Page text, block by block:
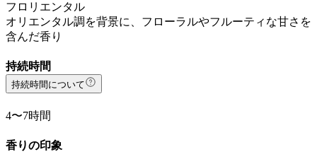
フロリエンタル
オリエンタル調を背景に、フローラルやフルーティな甘さを
含んだ香り
持続時間
持続時間について
4〜7時間
香りの印象